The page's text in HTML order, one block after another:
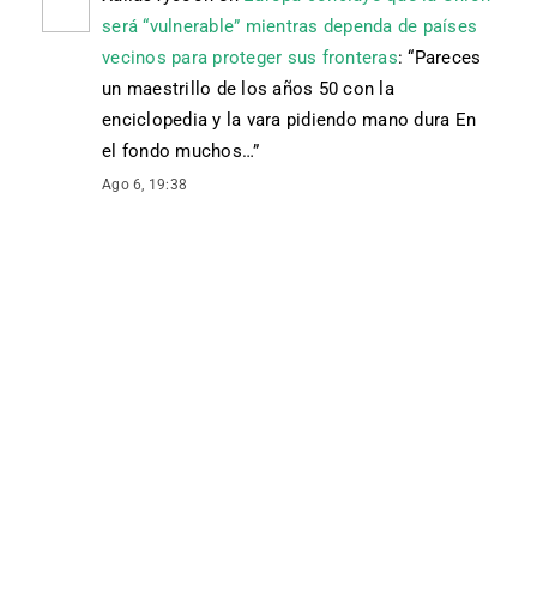
será “vulnerable” mientras dependa de países
vecinos para proteger sus fronteras: “Pareces
un maestrillo de los años 50 con la
enciclopedia y la vara pidiendo mano dura En
el fondo muchos…”
Ago 6, 19:38